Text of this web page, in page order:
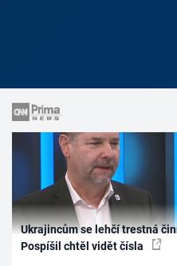
Ukrajincům se lehčí trestná
Pospíšil chtěl vidět čísla